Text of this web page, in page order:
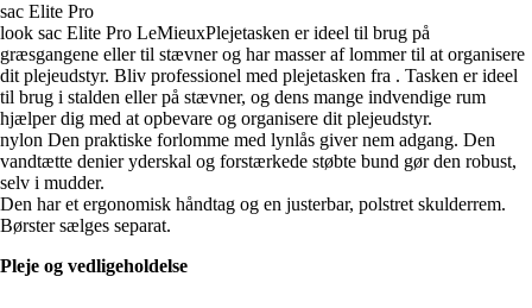
sac Elite Pro
look sac Elite Pro LeMieuxPlejetasken er ideel til brug på
græsgangene eller til stævner og har masser af lommer til at organisere
dit plejeudstyr. Bliv professionel med plejetasken fra . Tasken er ideel
til brug i stalden eller på stævner, og dens mange indvendige rum
hjælper dig med at opbevare og organisere dit plejeudstyr.
nylon Den praktiske forlomme med lynlås giver nem adgang. Den
vandtætte denier yderskal og forstærkede støbte bund gør den robust,
selv i mudder.
Den har et ergonomisk håndtag og en justerbar, polstret skulderrem.
Børster sælges separat.
Pleje og vedligeholdelse